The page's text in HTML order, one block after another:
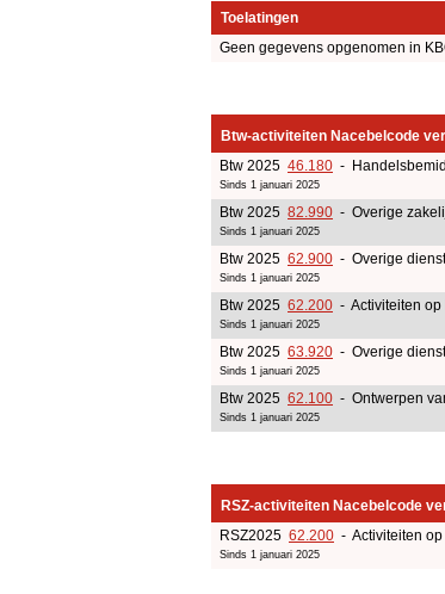
Toelatingen
Geen gegevens opgenomen in
Btw-activiteiten Nacebelcode
Btw 2025 46.180 -
Sinds 1 januari 2025
Btw 2025 82.990 - Overige
Sinds 1 januari 2025
Btw 2025 62.900 - Overige
Sinds 1 januari 2025
Btw 2025 62.200 - Activiteiten op
Sinds 1 januari 2025
Btw 2025 63.920 - Overige
Sinds 1 januari 2025
Btw 2025 62.100 - Ontwerpen
Sinds 1 januari 2025
RSZ-activiteiten Nacebelcode
RSZ2025 62.200 - Activiteiten
Sinds 1 januari 2025